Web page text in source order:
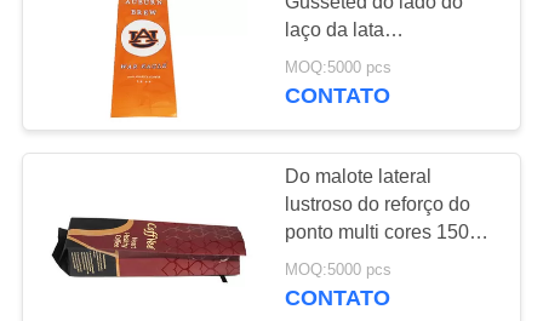
correspondência
polis da bolha
sacos maiorias do
fibc
10
laço da lata
personalizaram multi
impressão de cores
MOQ:5000 pcs
CONTATO
Do malote lateral
lustroso do reforço do
ponto multi cores 150
mícrons com o laço
preto da lata
MOQ:5000 pcs
CONTATO